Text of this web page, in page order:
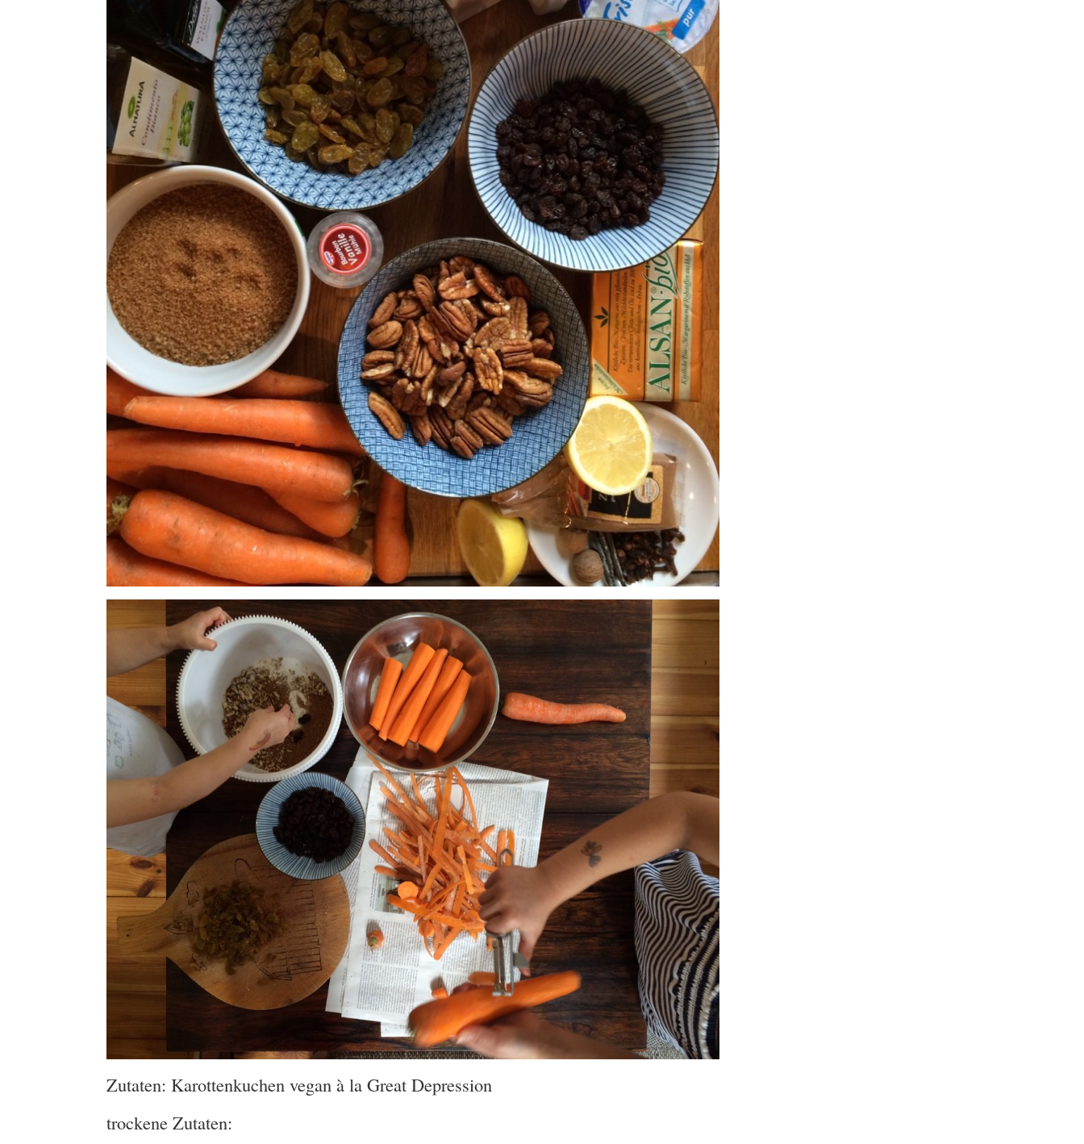
Zutaten: Karottenkuchen vegan à la Great Depression
trockene Zutaten: